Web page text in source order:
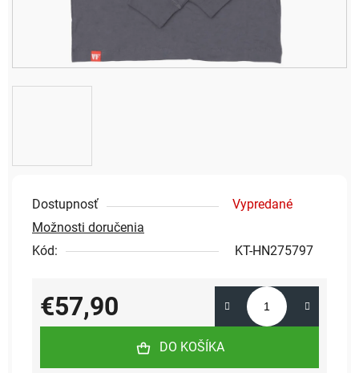
Dostupnosť
Vypredané
Možnosti doručenia
Kód:
KT-HN275797
€57,90
Jednotková cena:
DO KOŠÍKA